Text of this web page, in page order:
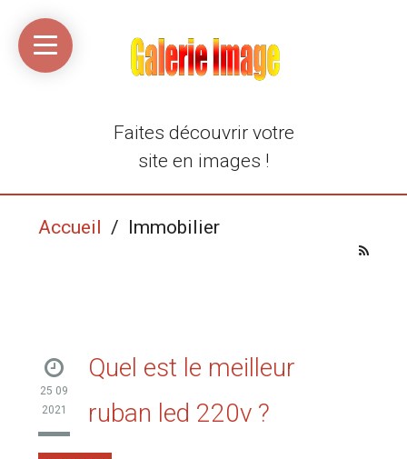
Accueil
Média
libre
Linkinaz
Katomi
compte
Twitter
@Ortegeek
compte
Flickr
Faites découvrir votre
site en images !
Accueil / Immobilier
25 09
2021
Quel est le meilleur
ruban led 220v ?